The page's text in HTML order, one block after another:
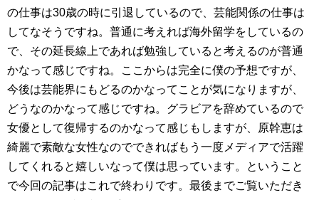
の仕事は30歳の時に引退しているので、芸能関係の仕事は
してなそうですね。普通に考えれば海外留学をしているの
で、その延長線上であれば勉強していると考えるのが普通
かなって感じですね。ここからは完全に僕の予想ですが、
今後は芸能界にもどるのかなってことが気になりますが、
どうなのかなって感じですね。グラビアを辞めているので
女優として復帰するのかなって感じもしますが、原幹恵は
綺麗で素敵な女性なのでできればもう一度メディアで活躍
してくれると嬉しいなって僕は思っています。ということ
で今回の記事はこれで終わりです。最後までご覧いただき